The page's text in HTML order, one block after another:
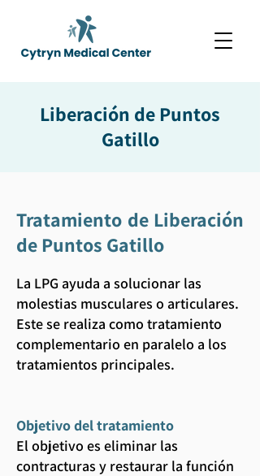
Liberación de Puntos
Gatillo
Tratamiento de Liberación
de Puntos Gatillo
La LPG ayuda a solucionar las
molestias musculares o articulares.
Este se realiza como tratamiento
complementario en paralelo a los
tratamientos principales.
Objetivo del tratamiento
El objetivo es eliminar las
contracturas y restaurar la función